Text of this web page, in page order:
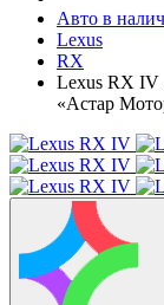
Авто в
Lexus
RX
Lexus RX IV
«Астар